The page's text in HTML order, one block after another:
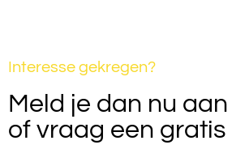
Interesse gekregen?
Meld je dan nu aan
of vraag een